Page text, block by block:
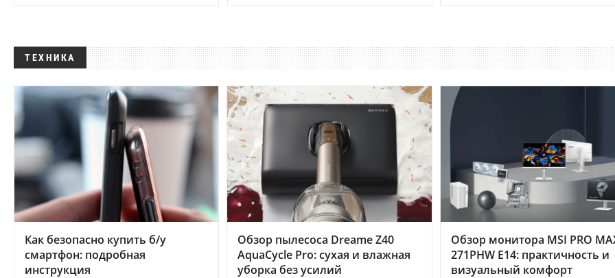
ТЕХНИКА
Как безопасно купить б/у
смартфон: подробная
инструкция
Обзор пылесоса Dreame Z40
AquaCycle Pro: сухая и влажная
уборка без усилий
Обзор монитора MSI PRO
271PHW E14: практичность и
визуальный комфорт